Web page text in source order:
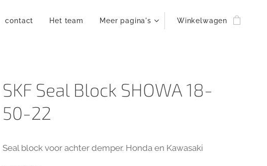
contact Het team Meer pagina's Winkelwagen
SKF Seal Block SHOWA 18-
50-22
Seal block voor achter demper. Honda en Kawasaki